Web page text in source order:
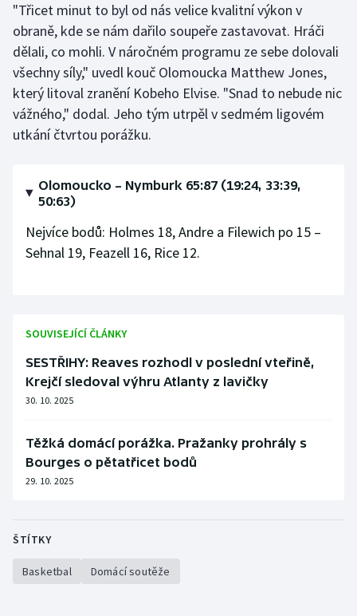
Krasobruslení
Lezení
Lyže a snowboard
Moderní pětiboj
Olympijské hry
Parasport
Plážový volejbal
Ragby
Rychlobruslení
Rychlostní kanoistika
Short track
"Třicet minut to byl od nás velice kvalitní výkon v
obraně, kde se nám dařilo soupeře zastavovat. Hráči
dělali, co mohli. V náročném programu ze sebe dolovali
všechny síly," uvedl kouč Olomoucka Matthew Jones,
který litoval zranění Kobeho Elvise. "Snad to nebude nic
vážného," dodal. Jeho tým utrpěl v sedmém ligovém
utkání čtvrtou porážku.
Olomoucko – Nymburk 65:87 (19:24, 33:39,
50:63)
Nejvíce bodů: Holmes 18, Andre a Filewich po 15 –
Sehnal 19, Feazell 16, Rice 12.
SOUVISEJÍCÍ ČLÁNKY
SESTŘIHY: Reaves rozhodl v poslední vteřině,
Krejčí sledoval výhru Atlanty z lavičky
30. 10. 2025
Těžká domácí porážka. Pražanky prohrály s
Bourges o pětatřicet bodů
29. 10. 2025
ŠTÍTKY
Basketbal Domácí soutěže